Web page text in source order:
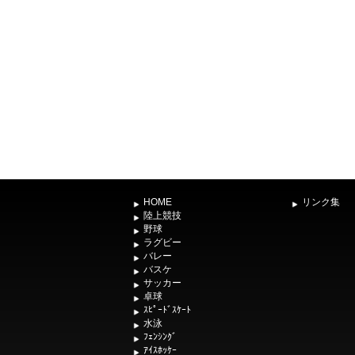
HOME
陸上競技
野球
ラグビー
バレー
バスケ
サッカー
卓球
ｽﾋﾟｰﾄﾞｽｹｰﾄ
水泳
ﾌｪﾝｼﾝｸﾞ
ｱｲｽﾎｯｹｰ
リンク集